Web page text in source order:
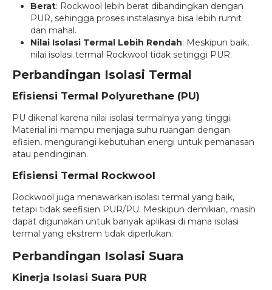
Berat: Rockwool lebih berat dibandingkan dengan
PUR, sehingga proses instalasinya bisa lebih rumit
dan mahal.
Nilai Isolasi Termal Lebih Rendah: Meskipun baik,
nilai isolasi termal Rockwool tidak setinggi PUR.
Perbandingan Isolasi Termal
Efisiensi Termal Polyurethane (PU)
PU dikenal karena nilai isolasi termalnya yang tinggi.
Material ini mampu menjaga suhu ruangan dengan
efisien, mengurangi kebutuhan energi untuk pemanasan
atau pendinginan.
Efisiensi Termal Rockwool
Rockwool juga menawarkan isolasi termal yang baik,
tetapi tidak seefisien PUR/PU. Meskipun demikian, masih
dapat digunakan untuk banyak aplikasi di mana isolasi
termal yang ekstrem tidak diperlukan.
Perbandingan Isolasi Suara
Kinerja Isolasi Suara PUR